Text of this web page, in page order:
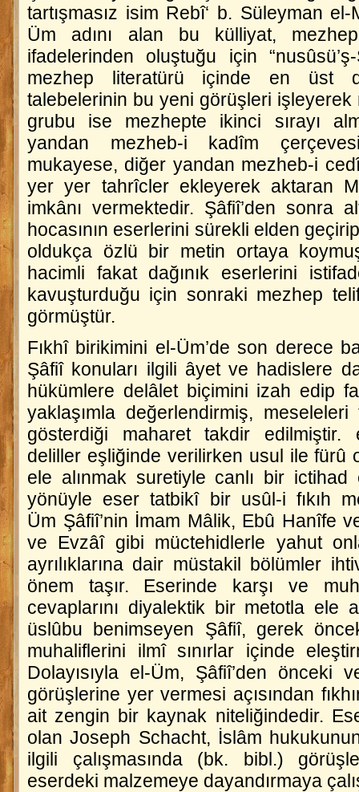
tartışmasız isim Rebî‘ b. Süleyman
Üm adını alan bu külliyat,
ifadelerinden oluştuğu için
mezhep literatürü içinde en üst
talebelerinin bu yeni görüşleri
grubu ise mezhepte ikinci sırayı
yandan mezheb-i kadîm
mukayese, diğer yandan mezheb-i
yer yer tahrîcler ekleyerek aktaran
imkânı vermektedir. Şâfiî’den sonra
hocasının eserlerini sürekli elden
oldukça özlü bir metin ortaya
hacimli fakat dağınık eserlerini
kavuşturduğu için sonraki mezhep
görmüştür.
Fıkhî birikimini el-Üm’de son derece
Şâfiî konuları ilgili âyet ve hadislere
hükümlere delâlet biçimini izah edip
yaklaşımla değerlendirmiş,
gösterdiği maharet takdir edilmiştir.
deliller eşliğinde verilirken usul ile fürû
ele alınmak suretiyle canlı bir ictihad
yönüyle eser tatbikî bir usûl-i fıkıh
Üm Şâfiî’nin İmam Mâlik, Ebû Hanîfe
ve Evzâî gibi müctehidlerle yahut
ayrılıklarına dair müstakil bölümler
önem taşır. Eserinde karşı ve
cevaplarını diyalektik bir metotla ele
üslûbu benimseyen Şâfiî, gerek
muhaliflerini ilmî sınırlar içinde
Dolayısıyla el-Üm, Şâfiî’den önceki
görüşlerine yer vermesi açısından
ait zengin bir kaynak niteliğindedir.
olan Joseph Schacht, İslâm
ilgili çalışmasında (bk. bibl.)
eserdeki malzemeye dayandırmaya